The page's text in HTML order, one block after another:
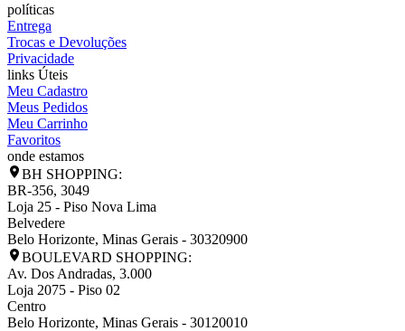
políticas
Entrega
Trocas e Devoluções
Privacidade
links Úteis
Meu Cadastro
Meus Pedidos
Meu Carrinho
Favoritos
onde estamos
BH SHOPPING:
BR-356, 3049
Loja 25 - Piso Nova Lima
Belvedere
Belo Horizonte, Minas Gerais - 30320900
BOULEVARD SHOPPING:
Av. Dos Andradas, 3.000
Loja 2075 - Piso 02
Centro
Belo Horizonte, Minas Gerais - 30120010